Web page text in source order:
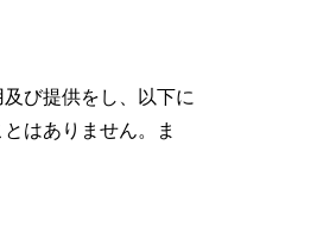
び提供をし、以下に
はありません。ま